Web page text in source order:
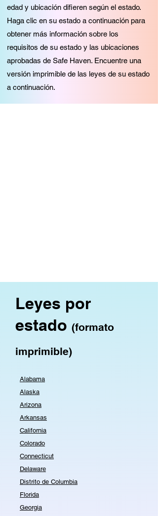
edad y ubicación difieren según el estado.
Haga clic en su estado a continuación para
obtener más información sobre los
requisitos de su estado y las ubicaciones
aprobadas de Safe Haven. Encuentre una
versión imprimible de las leyes de su estado
a continuación.
Leyes por
estado (formato
imprimible)
Alabama
Alaska
Arizona
Arkansas
California
Colorado
Connecticut
Delaware
Distrito de Columbia
Florida
Georgia